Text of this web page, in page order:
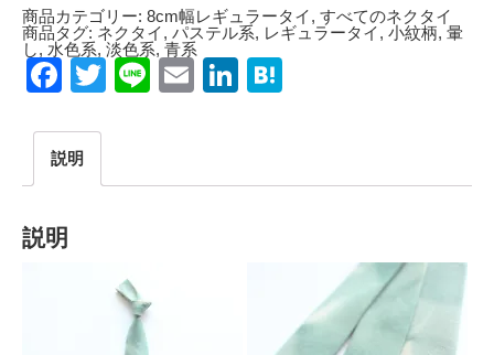
本
8cm
幅
ネ
ク
タ
染
様
木
商品カテゴリー: 8cm幅レギュラータイ, すべてのネクタイ
商品タグ: ネクタイ, パステル系, レギュラータイ, 小紋柄, 暈
し, 水色系, 淡色系, 青系
Facebook
Twitter
LineEmailLinkedIn
説明
説明